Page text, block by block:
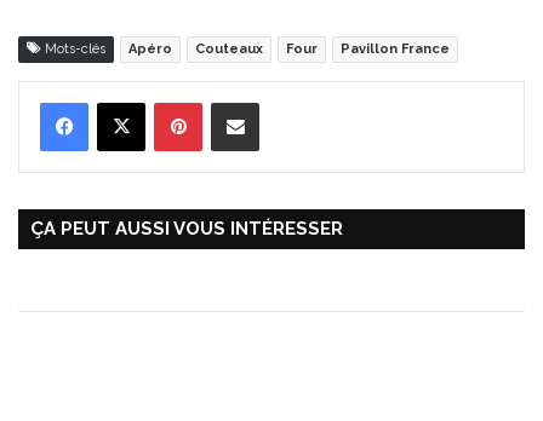
Mots-clés Apéro Couteaux Four Pavillon France
ÇA PEUT AUSSI VOUS INTÉRESSER